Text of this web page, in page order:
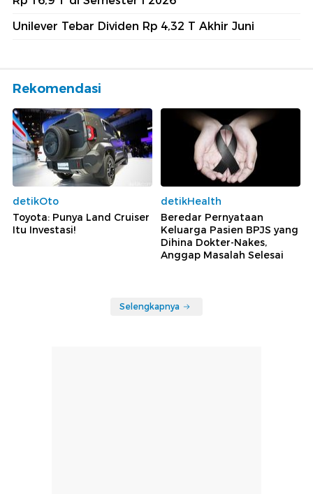
Unilever Tebar Dividen Rp 4,32 T Akhir Juni
Rekomendasi
detikOto
Toyota: Punya Land Cruiser
Itu Investasi!
detikHealth
Beredar Pernyataan
Keluarga Pasien BPJS yang
Dihina Dokter-Nakes,
Anggap Masalah Selesai
Selengkapnya